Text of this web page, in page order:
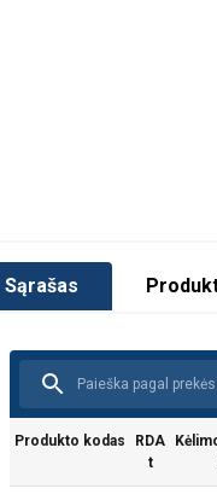
Sąrašas
Produkto kodas
RDA
t